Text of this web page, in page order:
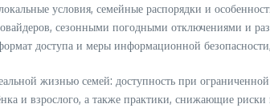
условия, семейные распорядки и
сезонными погодными отключениями и
доступа и меры информационной
жизнью семей: доступность при
и взрослого, а также практики, снижающие